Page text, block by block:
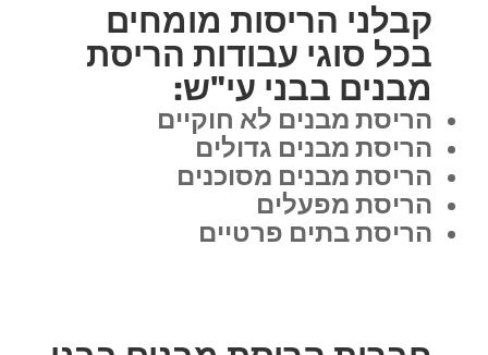
קבלני הריסות מומחים
בכל סוגי עבודות הריסת
מבנים בבני עי"ש:
הריסת מבנים לא חוקיים
הריסת מבנים גדולים
הריסת מבנים מסוכנים
הריסת מפעלים
הריסת בתים פרטיים